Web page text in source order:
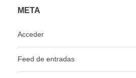
META
Acceder
Feed de entradas